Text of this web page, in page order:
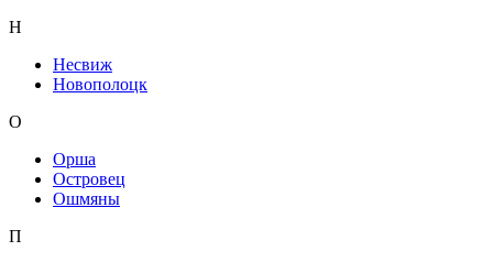
Н
Несвиж
Новополоцк
О
Орша
Островец
Ошмяны
П